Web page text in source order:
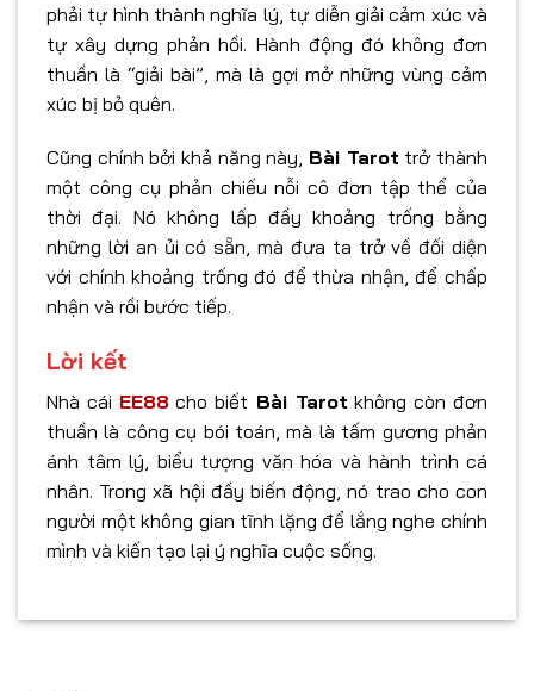
phải tự hình thành nghĩa lý, tự diễn giải cảm xúc và
tự xây dựng phản hồi. Hành động đó không đơn
thuần là “giải bài”, mà là gợi mở những vùng cảm
xúc bị bỏ quên.
Cũng chính bởi khả năng này, Bài Tarot trở thành
một công cụ phản chiếu nỗi cô đơn tập thể của
thời đại. Nó không lấp đầy khoảng trống bằng
những lời an ủi có sẵn, mà đưa ta trở về đối diện
với chính khoảng trống đó để thừa nhận, để chấp
nhận và rồi bước tiếp.
Lời kết
Nhà cái EE88 cho biết Bài Tarot không còn đơn
thuần là công cụ bói toán, mà là tấm gương phản
ánh tâm lý, biểu tượng văn hóa và hành trình cá
nhân. Trong xã hội đầy biến động, nó trao cho con
người một không gian tĩnh lặng để lắng nghe chính
mình và kiến tạo lại ý nghĩa cuộc sống.